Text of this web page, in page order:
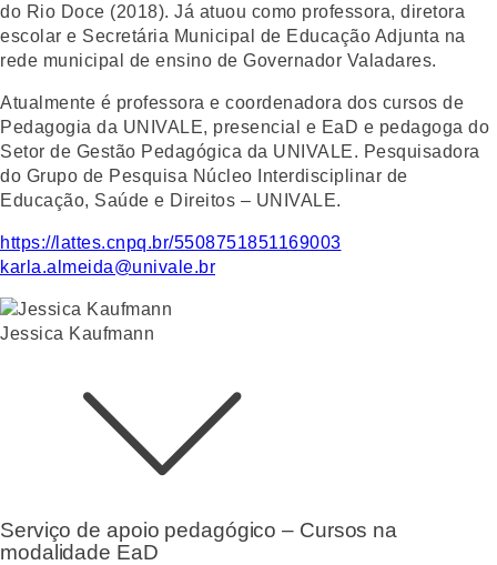
do Rio Doce (2018). Já atuou como professora, diretora
escolar e Secretária Municipal de Educação Adjunta na
rede municipal de ensino de Governador Valadares.
Atualmente é professora e coordenadora dos cursos de
Pedagogia da UNIVALE, presencial e EaD e pedagoga do
Setor de Gestão Pedagógica da UNIVALE. Pesquisadora
do Grupo de Pesquisa Núcleo Interdisciplinar de
Educação, Saúde e Direitos – UNIVALE.
https://lattes.cnpq.br/5508751851169003
karla.almeida@univale.br
Jessica Kaufmann
Serviço de apoio pedagógico – Cursos na
modalidade EaD